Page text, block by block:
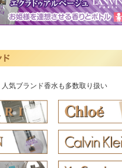
人気ブランド香水も多数取り扱い